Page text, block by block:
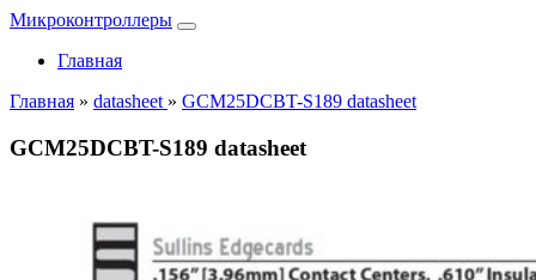
Микроконтроллеры
Главная
Главная » datasheet » GCM25DCBT-S189 datasheet
GCM25DCBT-S189 datasheet